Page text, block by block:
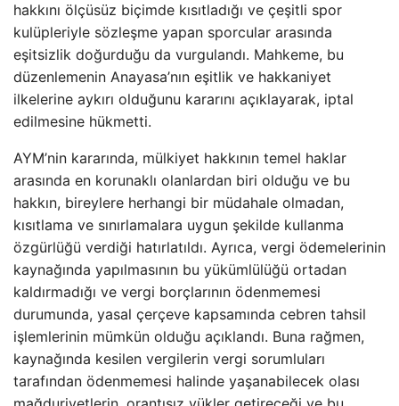
hakkını ölçüsüz biçimde kısıtladığı ve çeşitli spor
kulüpleriyle sözleşme yapan sporcular arasında
eşitsizlik doğurduğu da vurgulandı. Mahkeme, bu
düzenlemenin Anayasa’nın eşitlik ve hakkaniyet
ilkelerine aykırı olduğunu kararını açıklayarak, iptal
edilmesine hükmetti.
AYM’nin kararında, mülkiyet hakkının temel haklar
arasında en korunaklı olanlardan biri olduğu ve bu
hakkın, bireylere herhangi bir müdahale olmadan,
kısıtlama ve sınırlamalara uygun şekilde kullanma
özgürlüğü verdiği hatırlatıldı. Ayrıca, vergi ödemelerinin
kaynağında yapılmasının bu yükümlülüğü ortadan
kaldırmadığı ve vergi borçlarının ödenmemesi
durumunda, yasal çerçeve kapsamında cebren tahsil
işlemlerinin mümkün olduğu açıklandı. Buna rağmen,
kaynağında kesilen vergilerin vergi sorumluları
tarafından ödenmemesi halinde yaşanabilecek olası